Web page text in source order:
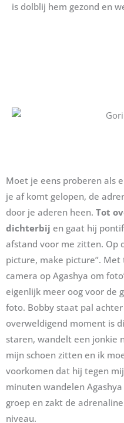
is dolblij hem gezond en
Moet je eens proberen als
je af komt gelopen, de
door je aderen heen. Tot
dichterbij en gaat hij
afstand voor me zitten. Op
picture, make picture”.
camera op Agashya om
eigenlijk meer oog voor de
foto. Bobby staat pal
overweldigend moment is
staren, wandelt een jonkie
mijn schoen zitten en ik
voorkomen dat hij tegen
minuten wandelen
groep en zakt de
niveau.